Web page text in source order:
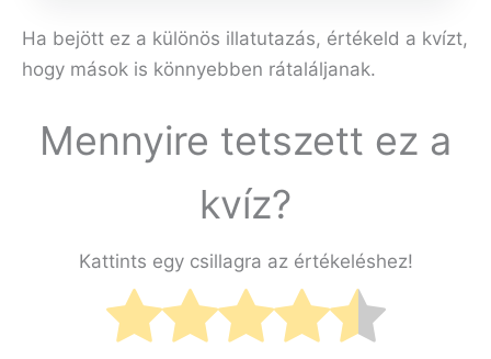
Ha bejött ez a különös illatutazás, értékeld a kvízt,
hogy mások is könnyebben rátaláljanak.
Mennyire tetszett ez a
kvíz?
Kattints egy csillagra az értékeléshez!